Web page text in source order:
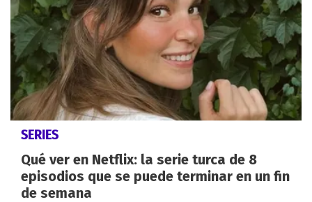
SERIES
Qué ver en Netflix: la serie turca de 8
episodios que se puede terminar en un fin
de semana